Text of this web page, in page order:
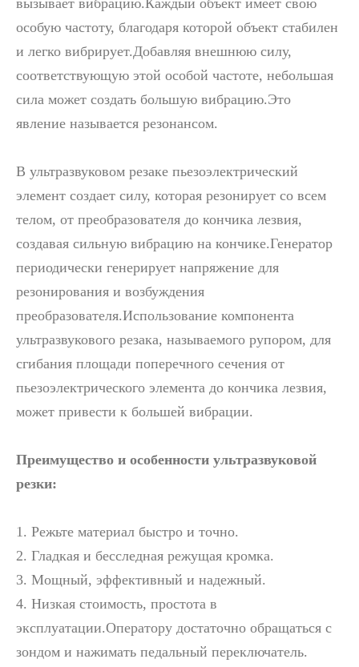
В настоящее время исследования по добыче антиоксидантов и
Эра водородной энергетики: возможности оборудования для ультразвукового распыления
Ультразвуковая система распыления - это метод формирования
вызывает вибрацию.Каждый объект имеет свою
особую частоту, благодаря которой объект стабилен
и легко вибрирует.Добавляя внешнюю силу,
соответствующую этой особой частоте, небольшая
сила может создать большую вибрацию.Это
явление называется резонансом.
В ультразвуковом резаке пьезоэлектрический
элемент создает силу, которая резонирует со всем
телом, от преобразователя до кончика лезвия,
создавая сильную вибрацию на кончике.Генератор
периодически генерирует напряжение для
резонирования и возбуждения
преобразователя.Использование компонента
ультразвукового резака, называемого рупором, для
сгибания площади поперечного сечения от
пьезоэлектрического элемента до кончика лезвия,
может привести к большей вибрации.
Преимущество и особенности ультразвуковой
резки:
1. Режьте материал быстро и точно.
2. Гладкая и бесследная режущая кромка.
3. Мощный, эффективный и надежный.
4. Низкая стоимость, простота в
эксплуатации.Оператору достаточно обращаться с
зондом и нажимать педальный переключатель.